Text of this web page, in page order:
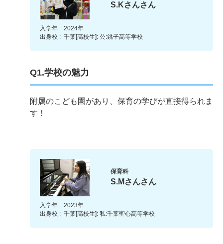
S.Kさんさん
入学年 : 2024年
出身校 : 千葉[高校生]: 公:銚子高等学校
Q1.学校の魅力
附属のこども園があり、保育の学びが直接得られま
す！
保育科
S.Mさんさん
入学年 : 2023年
出身校 : 千葉[高校生]: 私:千葉聖心高等学校